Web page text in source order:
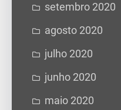
setembro 2020
agosto 2020
julho 2020
junho 2020
maio 2020